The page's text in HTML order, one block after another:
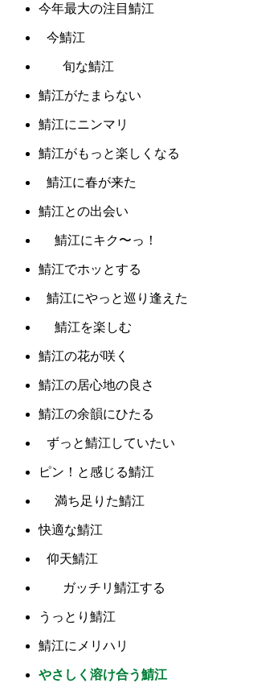
今年最大の注目鯖江
今鯖江
旬な鯖江
鯖江がたまらない
鯖江にニンマリ
鯖江がもっと楽しくなる
鯖江に春が来た
鯖江との出会い
鯖江にキク〜っ！
鯖江でホッとする
鯖江にやっと巡り逢えた
鯖江を楽しむ
鯖江の花が咲く
鯖江の居心地の良さ
鯖江の余韻にひたる
ずっと鯖江していたい
ピン！と感じる鯖江
満ち足りた鯖江
快適な鯖江
仰天鯖江
ガッチリ鯖江する
うっとり鯖江
鯖江にメリハリ
やさしく溶け合う鯖江